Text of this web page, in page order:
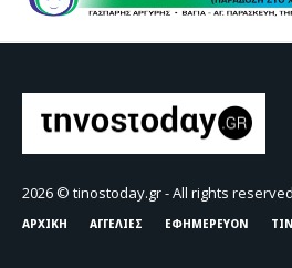
2026 © tinostoday.gr - All rights
ΑΡΧΙΚΗ ΑΓΓΕΛΙΕΣ ΕΦΗΜΕΡΕΥΟΝ